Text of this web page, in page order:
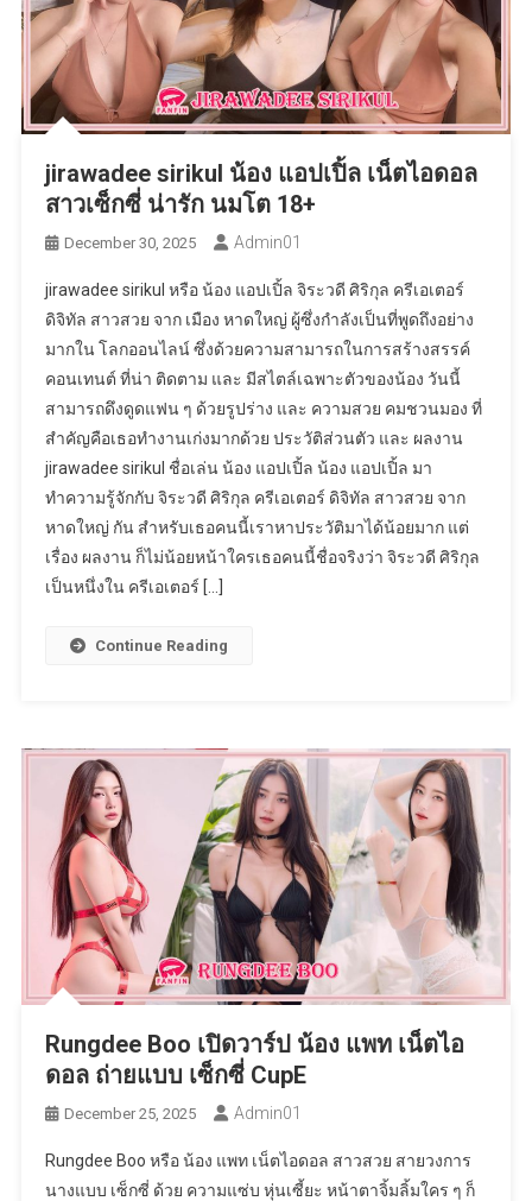
jirawadee sirikul น้อง แอปเปิ้ล เน็ตไอดอล
สาวเซ็กซี่ น่ารัก นมโต 18+
December 30, 2025 Admin01
jirawadee sirikul หรือ น้อง แอปเปิ้ล จิระวดี ศิริกุล ครีเอเตอร์
ดิจิทัล สาวสวย จาก เมือง หาดใหญ่ ผู้ซึ่งกำลังเป็นที่พูดถึงอย่าง
มากใน โลกออนไลน์ ซึ่งด้วยความสามารถในการสร้างสรรค์
คอนเทนต์ ที่น่า ติดตาม และ มีสไตล์เฉพาะตัวของน้อง วันนี้
สามารถดึงดูดแฟน ๆ ด้วยรูปร่าง และ ความสวย คมชวนมอง ที่
สำคัญคือเธอทำงานเก่งมากด้วย ประวัติส่วนตัว และ ผลงาน
jirawadee sirikul ชื่อเล่น น้อง แอปเปิ้ล น้อง แอปเปิ้ล มา
ทำความรู้จักกับ จิระวดี ศิริกุล ครีเอเตอร์ ดิจิทัล สาวสวย จาก
หาดใหญ่ กัน สำหรับเธอคนนี้เราหาประวัติมาได้น้อยมาก แต่
เรื่อง ผลงาน ก็ไม่น้อยหน้าใครเธอคนนี้ชื่อจริงว่า จิระวดี ศิริกุล
เป็นหนึ่งใน ครีเอเตอร์ […]
Continue Reading
Rungdee Boo เปิดวาร์ป น้อง แพท เน็ตไอ
ดอล ถ่ายแบบ เซ็กซี่ CupE
December 25, 2025 Admin01
Rungdee Boo หรือ น้อง แพท เน็ตไอดอล สาวสวย สายวงการ
นางแบบ เซ็กซี่ ด้วย ความแซ่บ หุ่นเซี้ยะ หน้าตาจิ้มลิ้มใคร ๆ ก็